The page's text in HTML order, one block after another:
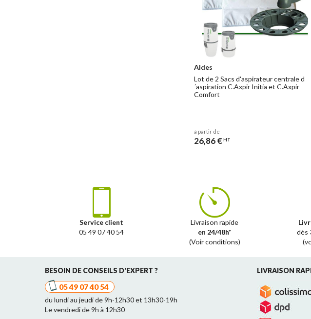
Aldes
Lot de 2 Sacs d'aspirateur centrale d
´aspiration C.Axpir Initia et C.Axpir
Comfort
à partir de
26,86 €HT
Service client
05 49 07 40 54
Livraison rapide
en 24/48h*
(Voir conditions)
dès
BESOIN DE CONSEILS D'EXPERT ?
05 49 07 40 54
du lundi au jeudi de 9h-12h30 et 13h30-19h
Le vendredi de 9h à 12h30
LIVRAISON